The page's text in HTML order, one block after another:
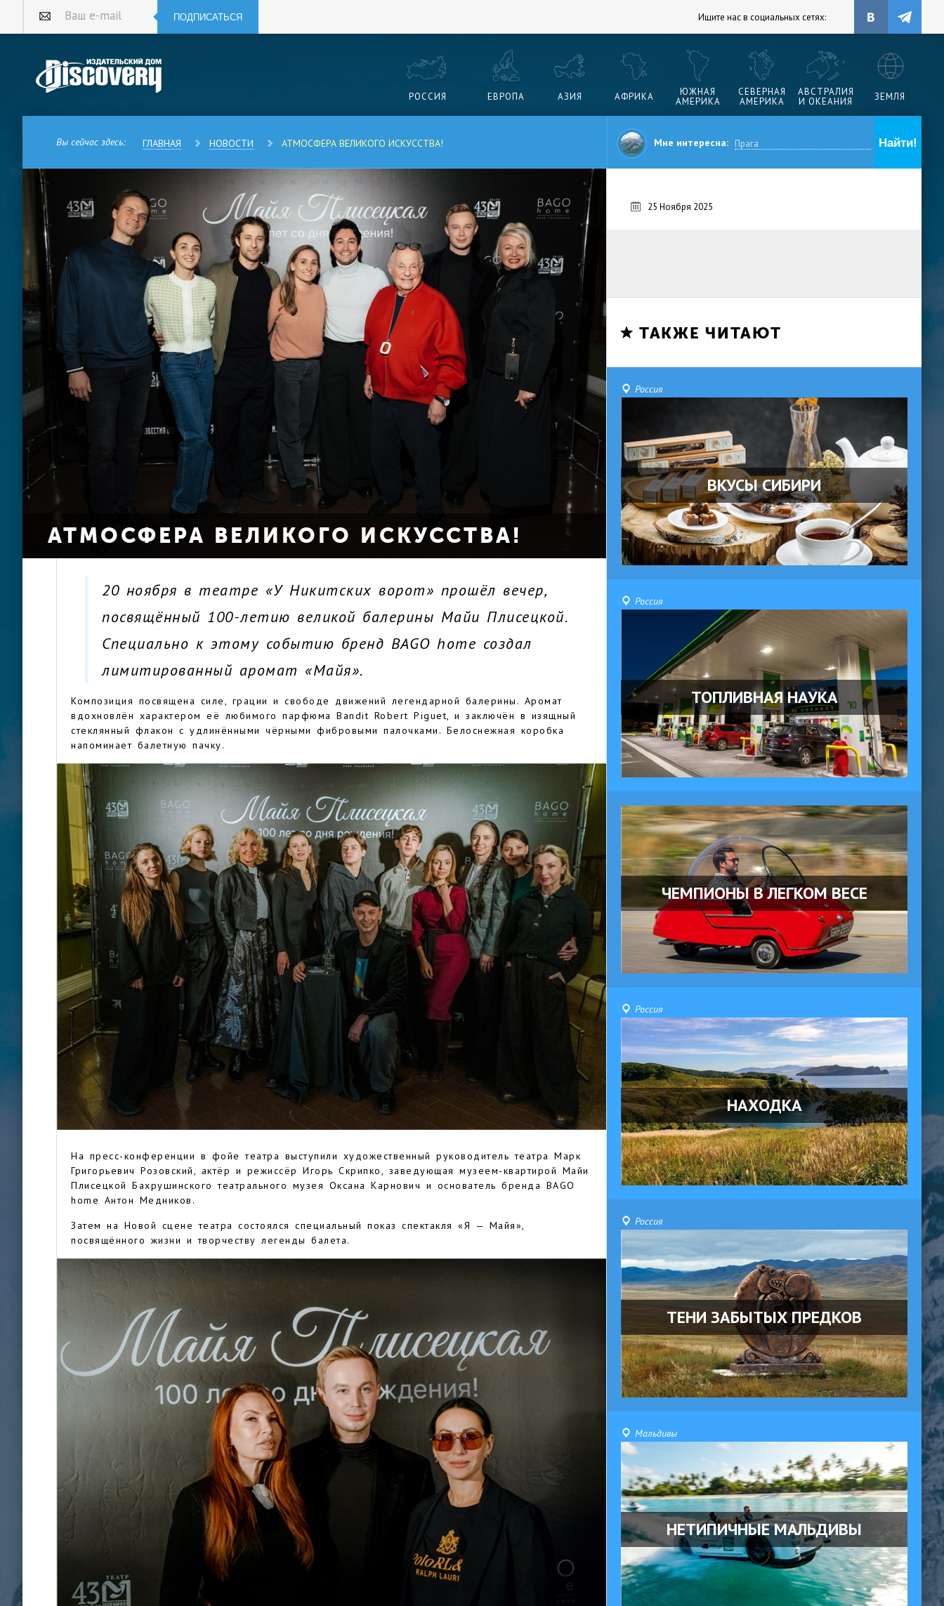
Ваш e-mail ПОДПИСАТЬСЯ Ищите нас в социальных сетях:
РОССИЯ ЕВРОПА АЗИЯ АФРИКА
ЮЖНАЯ
АМЕРИКА
СЕВЕРНАЯ
АМЕРИКА
АВСТРАЛИЯ
И ОКЕАНИЯ
ЗЕМЛЯ
Вы сейчас здесь: ГЛАВНАЯ НОВОСТИ АТМОСФЕРА ВЕЛИКОГО ИСКУССТВА! Мне интересна:
АТМОСФЕРА ВЕЛИКОГО ИСКУССТВА!
20 ноября в театре «У Никитских ворот» прошёл вечер,
посвящённый 100-летию великой балерины Майи Плисецкой.
Специально к этому событию бренд BAGO home создал
лимитированный аромат «Майя».
Композиция посвящена силе, грации и свободе движений легендарной балерины. Аромат
вдохновлён характером её любимого парфюма Bandit Robert Piguet, и заключён в изящный
стеклянный флакон с удлинёнными чёрными фибровыми палочками. Белоснежная коробка
напоминает балетную пачку.
На пресс-конференции в фойе театра выступили художественный руководитель театра Марк
Григорьевич Розовский, актёр и режиссёр Игорь Скрипко, заведующая музеем-квартирой Майи
Плисецкой Бахрушинского театрального музея Оксана Карнович и основатель бренда BAGO
home Антон Медников.
Затем на Новой сцене театра состоялся специальный показ спектакля «Я — Майя»,
посвящённого жизни и творчеству легенды балета.
25 Ноября 2025
ТАКЖЕ ЧИТАЮТ
Россия
ВКУСЫ СИБИРИ
Россия
ТОПЛИВНАЯ НАУКА
ЧЕМПИОНЫ В ЛЕГКОМ ВЕСЕ
Россия
НАХОДКА
Россия
ТЕНИ ЗАБЫТЫХ ПРЕДКОВ
Мальдивы
НЕТИПИЧНЫЕ МАЛЬДИВЫ